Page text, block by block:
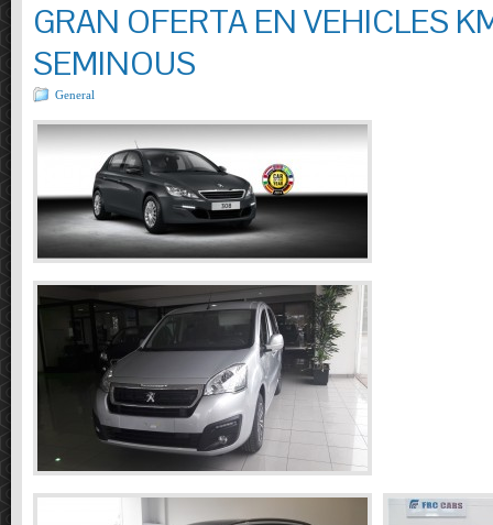
GRAN OFERTA EN VEHICLES
SEMINOUS
General